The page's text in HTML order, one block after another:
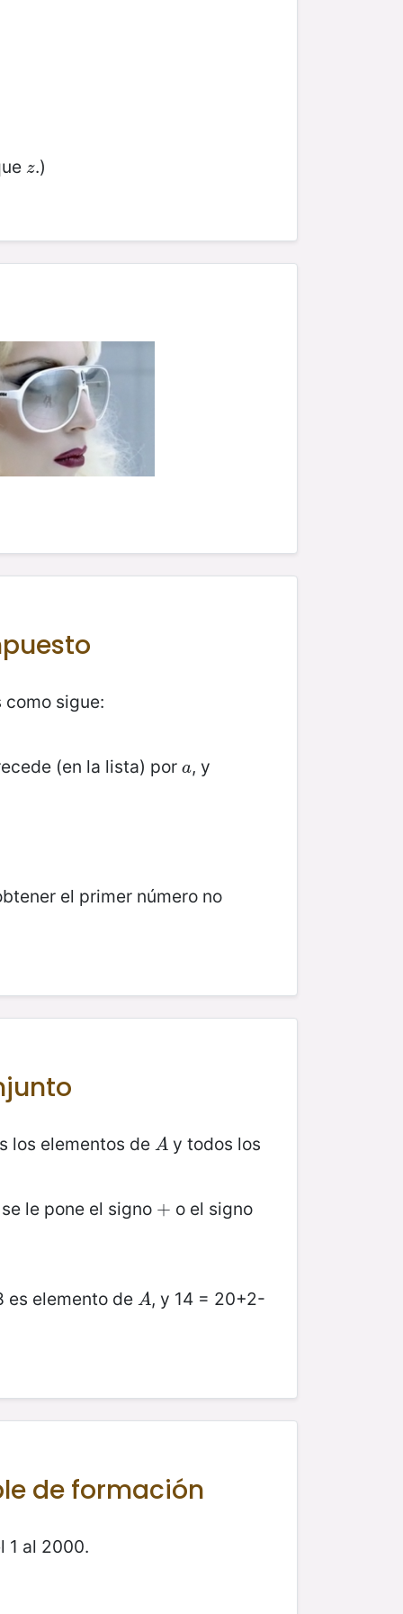
z
z.)
como sigue:
(en la lista) por a
a, y
el primer número no
los elementos de A
Ay todos los
le pone el signo +
+ o el signo
es elemento deA
A, y 14 = 20+2-
de formación
1 al 2000.